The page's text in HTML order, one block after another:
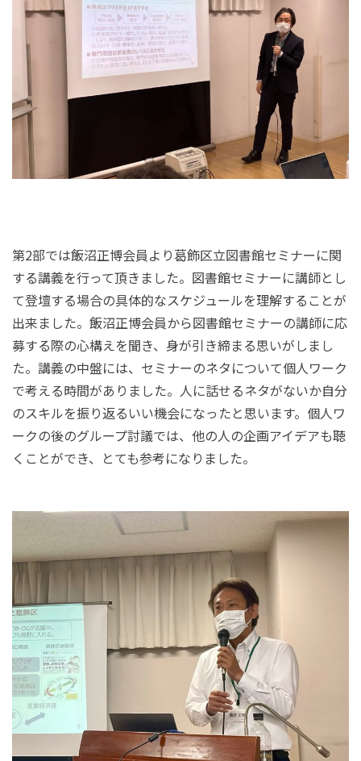
第2部では飯沼正博会員より葛飾区立図書館セミナーに関
する講義を行って頂きました。図書館セミナーに講師とし
て登壇する場合の具体的なスケジュールを理解することが
出来ました。飯沼正博会員から図書館セミナーの講師に応
募する際の心構えを聞き、身が引き締まる思いがしまし
た。講義の中盤には、セミナーのネタについて個人ワーク
で考える時間がありました。人に話せるネタがないか自分
のスキルを振り返るいい機会になったと思います。個人ワ
ークの後のグループ討議では、他の人の企画アイデアも聴
くことができ、とても参考になりました。